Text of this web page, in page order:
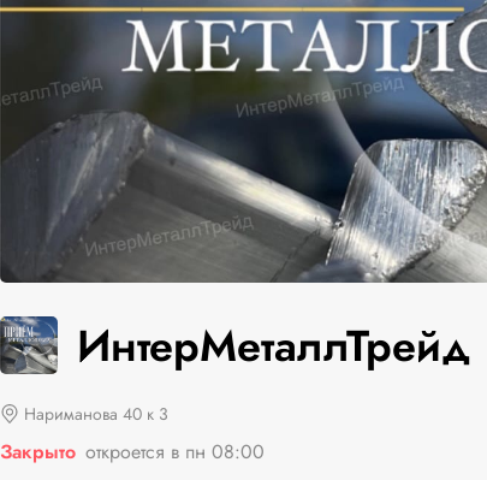
ИнтерМеталлТрейд
Нариманова 40 к 3
Закрыто откроется в пн 08:00